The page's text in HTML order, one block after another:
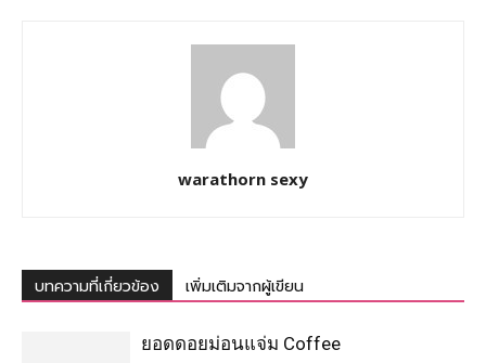
warathorn sexy
บทความที่เกี่ยวข้อง เพิ่มเติมจากผู้เขียน
ยอดดอยม่อนแจ่ม Coffee